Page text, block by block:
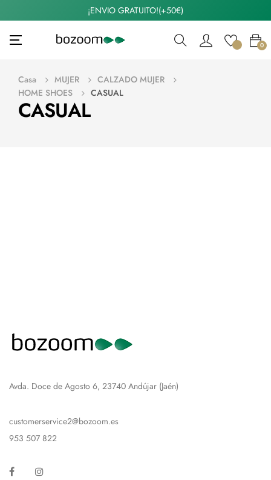
¡ENVIO GRATUITO!(+50€)
Navegación
☰ 0
CASUAL
Casa MUJER
CALZADO MUJER
HOME SHOES
CASUAL
Avda. Doce de Agosto 6, 23740 Andújar (Jaén)
customerservice2@bozoom.es
953 507 822
Facebook